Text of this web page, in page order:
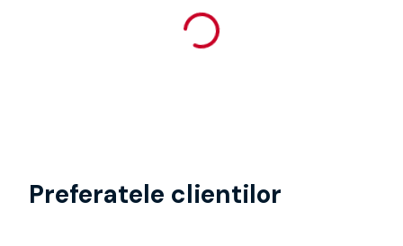
Preferatele clientilor